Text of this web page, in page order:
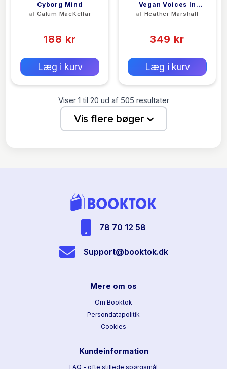
Cyborg Mind
af Calum MacKellar
188 kr
Læg i kurv
Vegan Voices In
Education
af Heather Marshall
349 kr
Læg i kurv
Viser 1 til 20 ud af 505 resultater
Vis flere bøger
78 70 12 58
Support@booktok.dk
Mere om os
Om Booktok
Persondatapolitik
Cookies
Kundeinformation
FAQ - ofte stillede spørgsmål